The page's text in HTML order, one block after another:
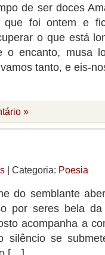
de ser doces
que foi ontem e
o que está
o encanto, musa
tanto, e eis-
»
| Categoria: Poesia
do semblante
por seres bela
acompanha a
silêncio se